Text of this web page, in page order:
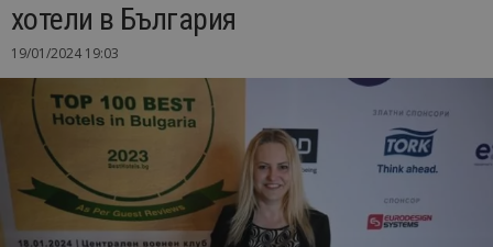
хотели в България
19/01/2024 19:03